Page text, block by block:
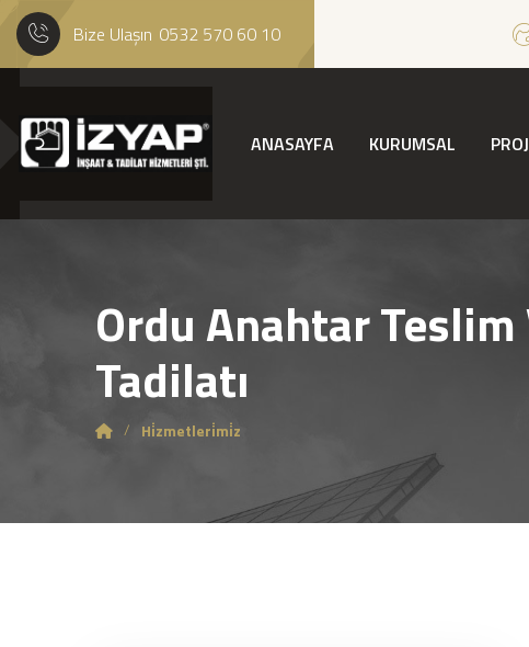
Bize Ulaşın 0532 570 60 10
ANASAYFA KURUMSAL
Ordu Anahtar
Tadilatı
Hi̇zmetleri̇mi̇z